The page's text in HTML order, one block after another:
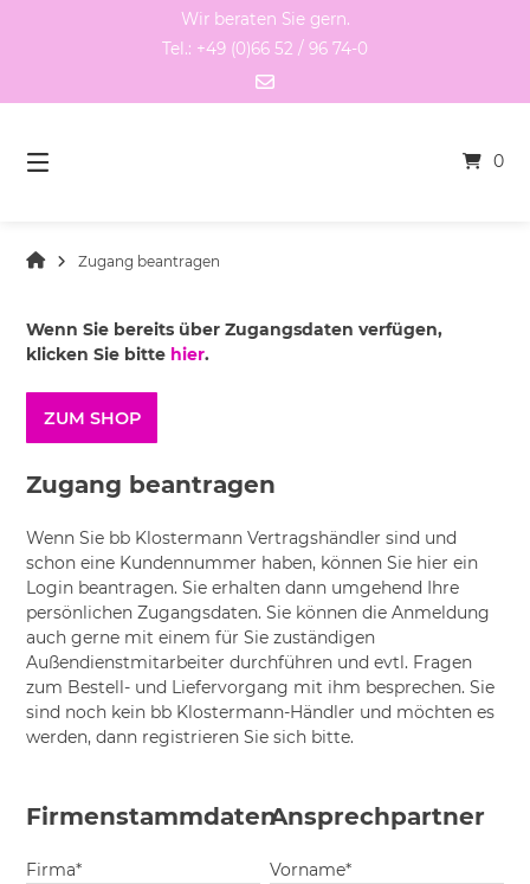
Wir beraten Sie gern.
Tel.: +49 (0)66 52 / 96 74-0
0
Zugang beantragen
Wenn Sie bereits über Zugangsdaten verfügen,
klicken Sie bitte hier.
ZUM SHOP
Zugang beantragen
Wenn Sie bb Klostermann Vertragshändler sind und
schon eine Kundennummer haben, können Sie hier ein
Login beantragen. Sie erhalten dann umgehend Ihre
persönlichen Zugangsdaten. Sie können die Anmeldung
auch gerne mit einem für Sie zuständigen
Außendienstmitarbeiter durchführen und evtl. Fragen
zum Bestell- und Liefervorgang mit ihm besprechen. Sie
sind noch kein bb Klostermann-Händler und möchten es
werden, dann registrieren Sie sich bitte.
Firmenstammdaten
Firma*
Ansprechpartner
Vorname*